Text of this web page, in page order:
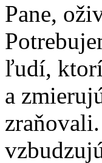
Pane,
ľudí,
a